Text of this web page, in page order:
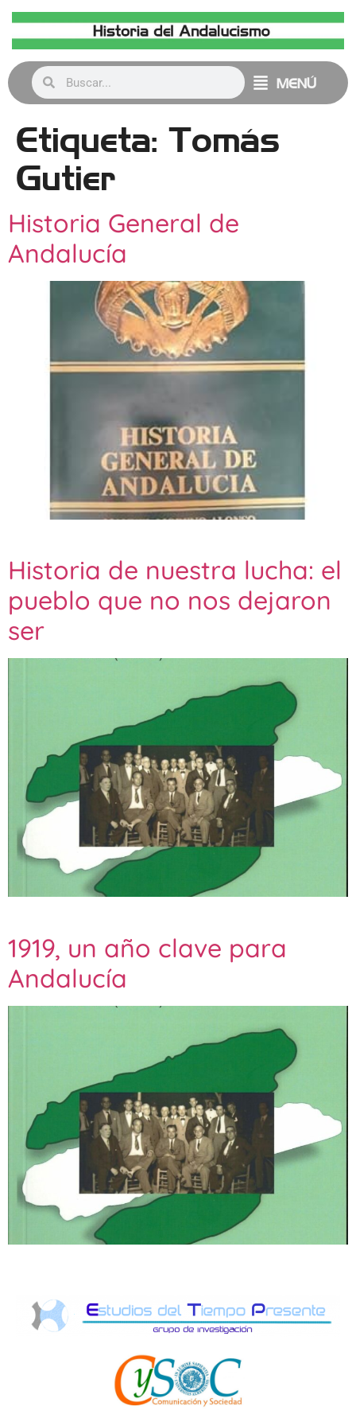
MENÚ
Etiqueta: Tomás
Gutier
Historia General de
Andalucía
Historia de nuestra lucha: el
pueblo que no nos dejaron
ser
1919, un año clave para
Andalucía